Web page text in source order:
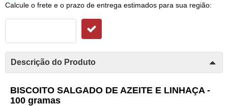
Calcule o frete e o prazo de entrega estimados para sua região:
Descrição do Produto
BISCOITO SALGADO DE AZEITE E LINHAÇA -
100 gramas